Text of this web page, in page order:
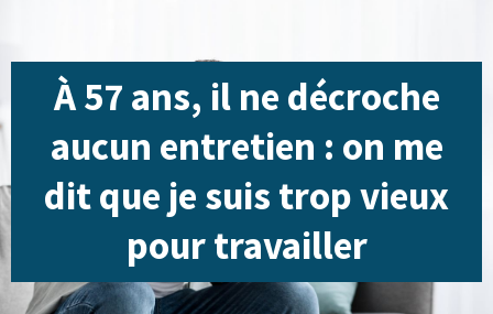
À 57 ans, il ne décroche
aucun entretien : on me
dit que je suis trop vieux
pour travailler